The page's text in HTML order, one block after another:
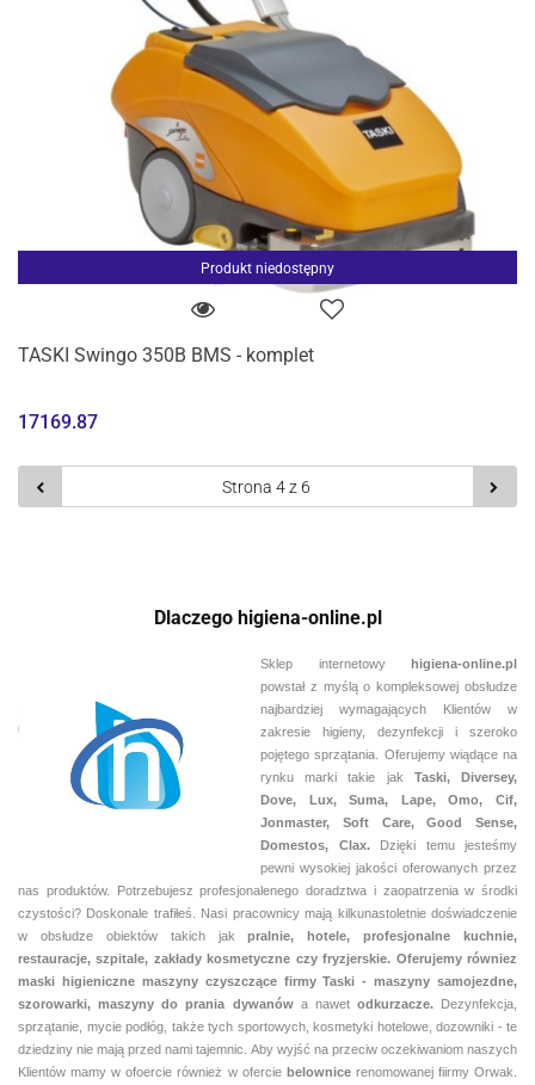
Produkt niedostępny
TASKI Swingo 350B BMS - komplet
17169.87
Dlaczego higiena-online.pl
Sklep internetowy higiena-online.pl
powstał z myślą o kompleksowej obsłudze
najbardziej wymagających Klientów w
zakresie higieny, dezynfekcji i szeroko
pojętego sprzątania. Oferujemy wiądące na
rynku marki takie jak Taski, Diversey,
Dove, Lux, Suma, Lape, Omo, Cif,
Jonmaster, Soft Care, Good Sense,
Domestos, Clax. Dzięki temu jesteśmy
pewni wysokiej jakości oferowanych przez
nas produktów. Potrzebujesz profesjonalenego doradztwa i zaopatrzenia w środki
czystości? Doskonale trafiłeś. Nasi pracownicy mają kilkunastoletnie doświadczenie
w obsłudze obiektów takich jakpralnie,
hotele, profesjonalne kuchnie,
restauracje, szpitale, zakłady kosmetyczne czy fryzjerskie. Oferujemy równiez
maski higieniczne maszyny czyszczące firmy Taski - maszyny samojezdne,
szorowarki, maszyny do prania dywanów a nawet odkurzacze. Dezynfekcja,
sprzątanie, mycie podłóg, także tych sportowych, kosmetyki hotelowe, dozowniki - te
dziedziny nie mają przed nami tajemnic. Aby wyjść na przeciw oczekiwaniom naszych
Klientów mamy w ofoercie również w ofercie belownicerenomowanej fiirmy Orwak.